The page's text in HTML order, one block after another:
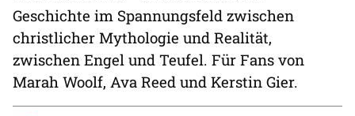
Geschichte im Spannungsfeld zwischen
christlicher Mythologie und Realität,
zwischen Engel und Teufel. Für Fans von
Marah Woolf, Ava Reed und Kerstin Gier.